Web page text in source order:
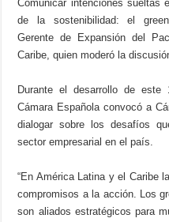
Comunicar intenciones sueltas
de la sostenibilidad: el
Gerente de Expansión del
Caribe, quien moderó la
Durante el desarrollo de
Cámara Española convocó a
dialogar sobre los desafíos
sector empresarial en el país.
“En América Latina y el Caribe
compromisos a la acción. Los
son aliados estratégicos para